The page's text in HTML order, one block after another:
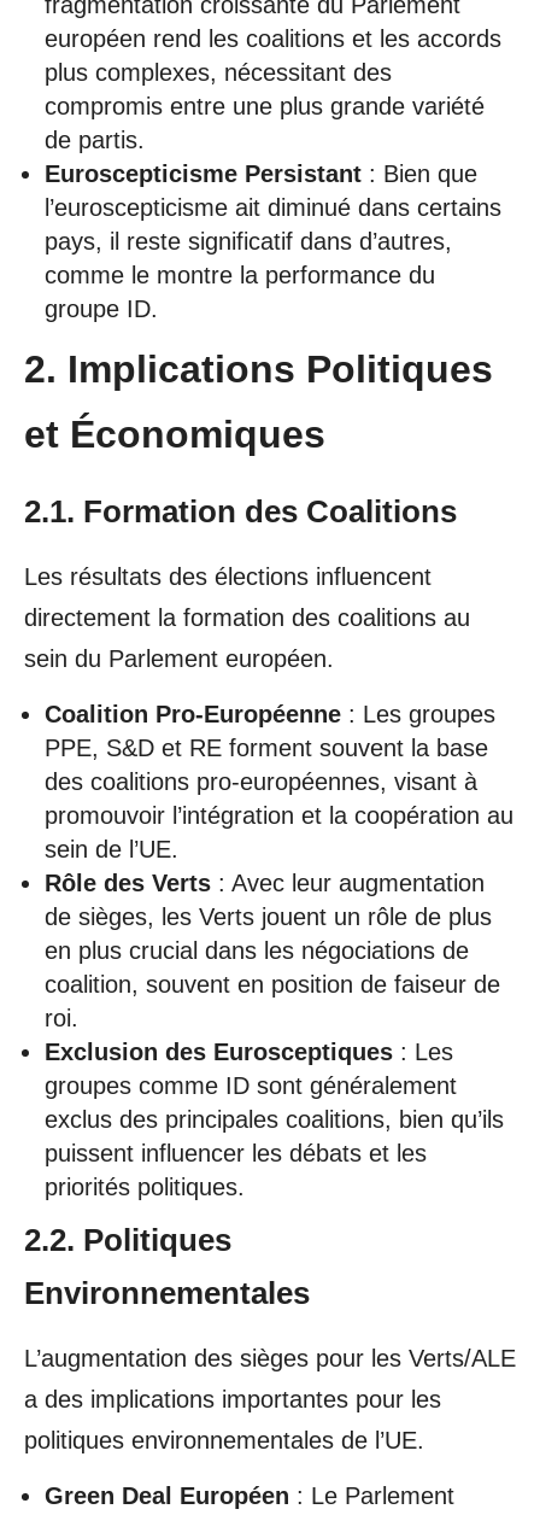
européen rend les coalitions et les accords
plus complexes, nécessitant des
compromis entre une plus grande variété
de partis.
Euroscepticisme Persistant : Bien que
l’euroscepticisme ait diminué dans certains
pays, il reste significatif dans d’autres,
comme le montre la performance du
groupe ID.
2. Implications Politiques
et Économiques
2.1. Formation des Coalitions
Les résultats des élections influencent
directement la formation des coalitions au
sein du Parlement européen.
Coalition Pro-Européenne : Les groupes
PPE, S&D et RE forment souvent la base
des coalitions pro-européennes, visant à
promouvoir l’intégration et la coopération au
sein de l’UE.
Rôle des Verts : Avec leur augmentation
de sièges, les Verts jouent un rôle de plus
en plus crucial dans les négociations de
coalition, souvent en position de faiseur de
roi.
Exclusion des Eurosceptiques : Les
groupes comme ID sont généralement
exclus des principales coalitions, bien qu’ils
puissent influencer les débats et les
priorités politiques.
2.2. Politiques
Environnementales
L’augmentation des sièges pour les Verts/ALE
a des implications importantes pour les
politiques environnementales de l’UE.
Green Deal Européen : Le Parlement